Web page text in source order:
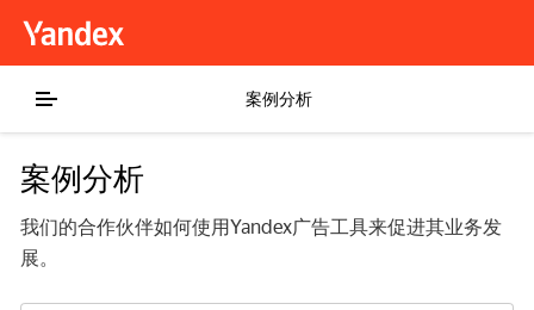
案例分析
案例分析
我们的合作伙伴如何使用Yandex广告工具来促进其业务发
展。